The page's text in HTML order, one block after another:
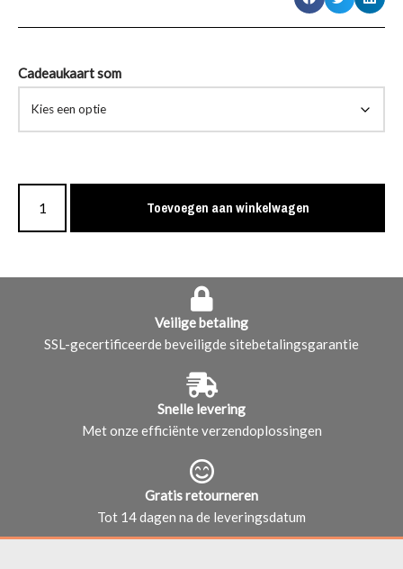
Cadeaukaart som
Toevoegen aan winkelwagen
Veilige betaling
SSL-gecertificeerde beveiligde sitebetalingsgarantie
Snelle levering
Met onze efficiënte verzendoplossingen
Gratis retourneren
Tot 14 dagen na de leveringsdatum